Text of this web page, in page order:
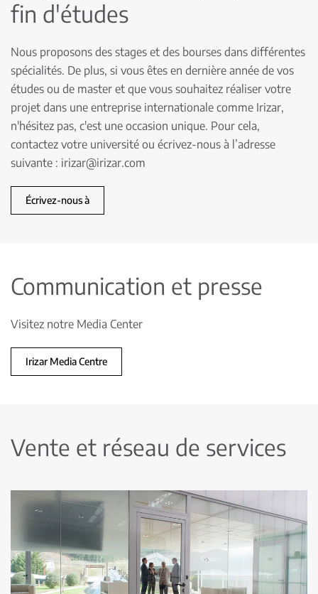
fin d'études
Nous proposons des stages et des bourses dans différentes
spécialités. De plus, si vous êtes en dernière année de vos
études ou de master et que vous souhaitez réaliser votre
projet dans une entreprise internationale comme Irizar,
n'hésitez pas, c'est une occasion unique. Pour cela,
contactez votre université ou écrivez-nous à l’adresse
suivante : irizar@irizar.com
Écrivez-nous à
Communication et presse
Visitez notre Media Center
Irizar Media Centre
Vente et réseau de services